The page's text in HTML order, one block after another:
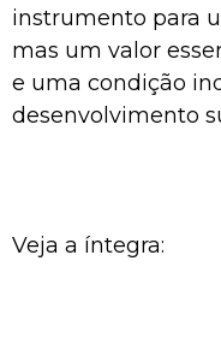
instrumento para
mas um valor
e uma condição
desenvolvimento
Veja a íntegra: